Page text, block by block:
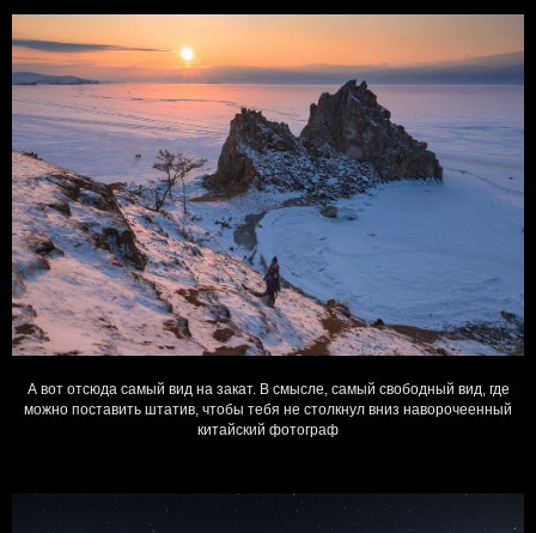
А вот отсюда самый вид на закат. В смысле, самый свободный вид, где
можно поставить штатив, чтобы тебя не столкнул вниз наворочеенный
китайский фотограф